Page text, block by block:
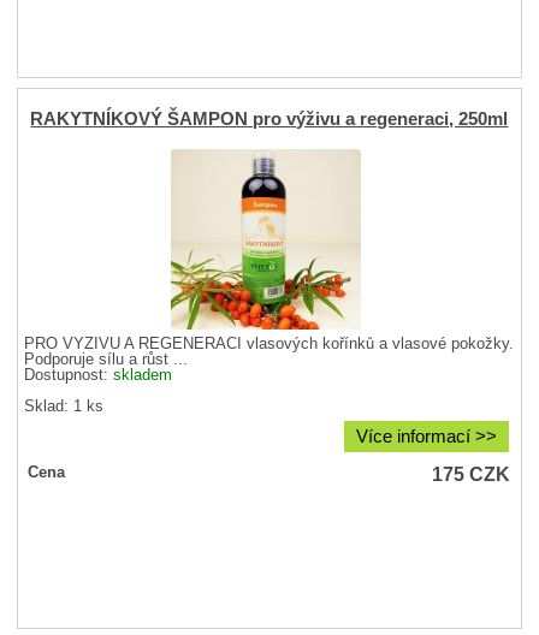
RAKYTNÍKOVÝ ŠAMPON pro výživu a regeneraci, 250ml
PRO VÝŽIVU A REGENERACI vlasových kořínků a vlasové pokožky.
Podporuje sílu a růst ...
Dostupnost:skladem
Sklad: 1 ks
Více informací >>
Cena 175CZK